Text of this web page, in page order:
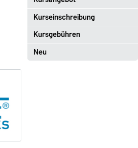
Kurseinschreibung
Einschreibezeitraum:
5. Oktober 2026, 9.00 Uhr bis
23. Oktober 2026, 18 Uhr
Das aktuelle Kursangebot für
Englisch finden Sie
Kursgebühren
Sprachkurse sind i. d. R.
Neu